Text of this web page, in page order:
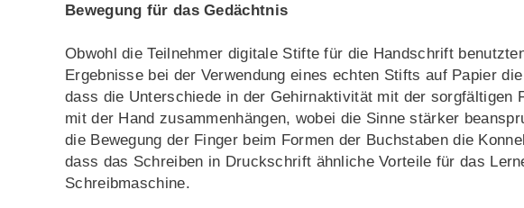
Bewegung für das Gedächtnis
Obwohl die Teilnehmer digitale Stifte für die Handschrift
Ergebnisse bei der Verwendung eines echten Stifts auf Papier
dass die Unterschiede in der Gehirnaktivität mit der sorgfältigen
mit der Hand zusammenhängen, wobei die Sinne stärker
die Bewegung der Finger beim Formen der Buchstaben die
dass das Schreiben in Druckschrift ähnliche Vorteile für das
Schreibmaschine.